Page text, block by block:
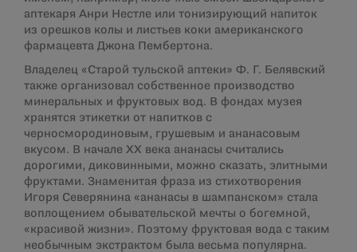
аптекаря Анри Нестле или тонизирующий напиток
из орешков колы и листьев коки американского
фармацевта Джона Пембертона.
Владелец «Старой тульской аптеки» Ф. Г. Белявский
также организовал собственное производство
минеральных и фруктовых вод. В фондах музея
хранятся этикетки от напитков с
черносмородиновым, грушевым и ананасовым
вкусом. В начале ХХ века ананасы считались
дорогими, диковинными, можно сказать, элитными
фруктами. Знаменитая фраза из стихотворения
Игоря Северянина «ананасы в шампанском» стала
воплощением обывательской мечты о богемной,
«красивой жизни». Поэтому фруктовая вода с таким
необычным экстрактом была весьма популярна.